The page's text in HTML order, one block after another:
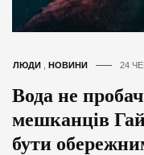
ЛЮДИ НОВИНИ 24
Вода не
мешканців
бути